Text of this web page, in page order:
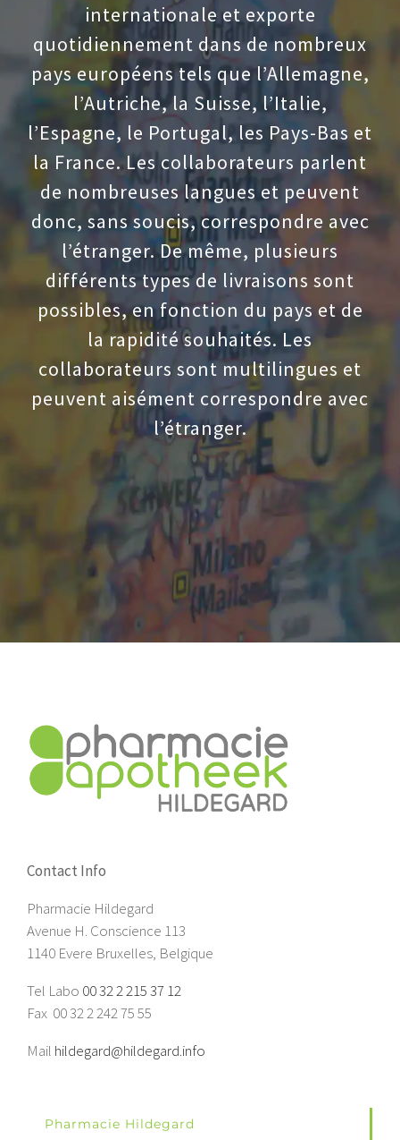
internationale et exporte
quotidiennement dans de nombreux
pays européens tels que l’Allemagne,
l’Autriche, la Suisse, l’Italie,
l’Espagne, le Portugal, les Pays-Bas et
la France. Les collaborateurs parlent
de nombreuses langues et peuvent
donc, sans soucis, correspondre avec
l’étranger. De même, plusieurs
différents types de livraisons sont
possibles, en fonction du pays et de
la rapidité souhaités. Les
collaborateurs sont multilingues et
peuvent aisément correspondre avec
l’étranger.
Contact Info
Pharmacie Hildegard
Avenue H. Conscience 113
1140 Evere Bruxelles, Belgique
Tel Labo 00 32 2 215 37 12
Fax 00 32 2 242 75 55
Mail hildegard@hildegard.info
Pharmacie Hildegard